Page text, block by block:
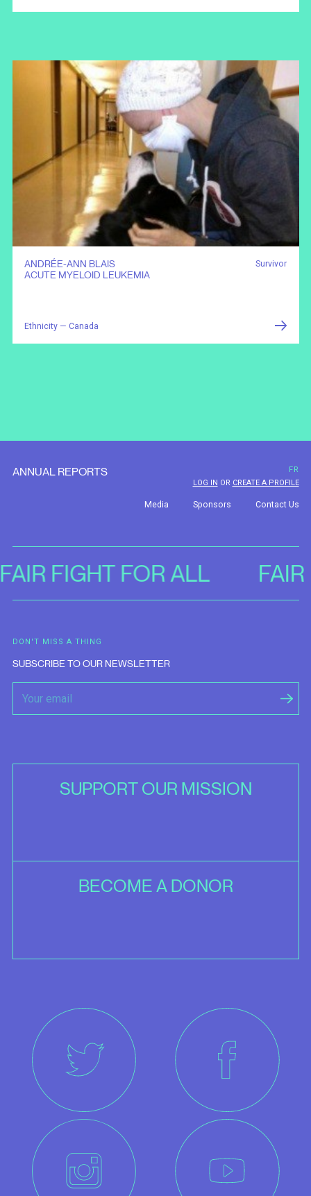
ANDRÉE-ANN BLAIS
ACUTE MYELOID LEUKEMIA
Survivor
Ethnicity — Canada
ANNUAL REPORTS
LOG IN OR CREATE A PROFILE
Media Sponsors Contact Us
FR
FIGHT FOR ALL
DON'T MISS A THING
SUBSCRIBE TO OUR NEWSLETTER
SUPPORT OUR MISSION
BECOME A DONOR